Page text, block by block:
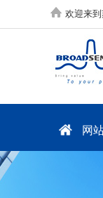
欢迎来
网